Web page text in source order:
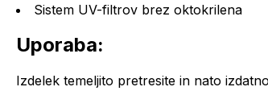
Sistem UV-filtrov brez oktokrilena
Uporaba:
Izdelek temeljito pretresite in nato